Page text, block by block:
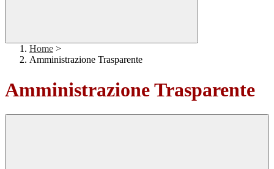
Home >
Amministrazione Trasparente
Amministrazione Trasparente